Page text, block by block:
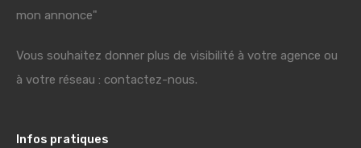
mon annonce"
Vous souhaitez donner plus de visibilité à votre agence ou
à votre réseau : contactez-nous.
Infos pratiques